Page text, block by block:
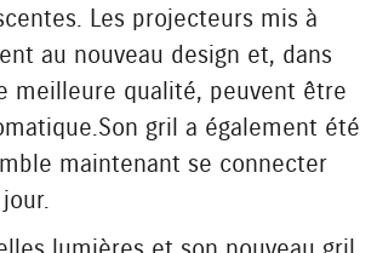
Les projecteurs mis à
au nouveau design et, dans
meilleure qualité, peuvent être
Son gril a également été
maintenant se connecter